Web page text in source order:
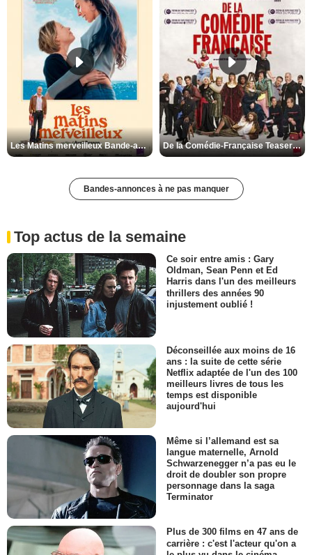
Les Matins merveilleux Bande-annonce VF De la Comédie-Française Teaser VF
Bandes-annonces à ne pas manquer
Top actus de la semaine
Ce soir entre amis : Gary
Oldman, Sean Penn et Ed
Harris dans l'un des meilleurs
thrillers des années 90
injustement oublié !
Déconseillée aux moins de 16
ans : la suite de cette série
Netflix adaptée de l'un des 100
meilleurs livres de tous les
temps est disponible
aujourd'hui
Même si l’allemand est sa
langue maternelle, Arnold
Schwarzenegger n’a pas eu le
droit de doubler son propre
personnage dans la saga
Terminator
Plus de 300 films en 47 ans de
carrière : c'est l'acteur qu'on a